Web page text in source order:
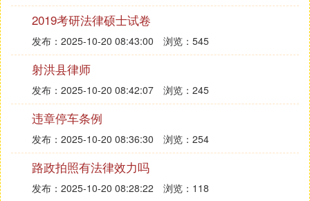
三、1.乙银行的质押权的设立是在6.6，根据物权
定，6.1只是成立合同，6.6登记过后质押权才设立。
2.甲销售房屋的行为合法。依然是物权法中的规定。
只要买受人愿意偿还的，抵押权人不能阻止买卖的进
行。这是保护买卖交易的顺利。
3.维修厂先受偿。虽然丙公司的权利设立在先。但是
物权法上对留置权有规定，可在抵押权前行使。因为
没有维修厂的修理，标的物的价值就会减损，对双方
都是不利的。
4.8.25设立。与前面一样，登记后设立。
5.要征得甲公司的同意，否则是无效的。
2019考研法律硕士试卷
发布：2025-10-20 08:43:00 浏览：545
射洪县律师
发布：2025-10-20 08:42:07 浏览：245
违章停车条例
发布：2025-10-20 08:36:30 浏览：254
路政拍照有法律效力吗
发布：2025-10-20 08:28:22 浏览：118